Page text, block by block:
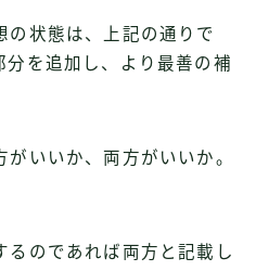
の状態は、上記の通りで
分を追加し、より最善の補
いいか、両方がいいか。
るのであれば両方と記載し